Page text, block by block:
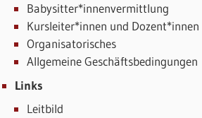
Babysitter*innenvermittlung
Kursleiter*innen und Dozent*innen
Organisatorisches
Allgemeine Geschäftsbedingungen
Links
Leitbild